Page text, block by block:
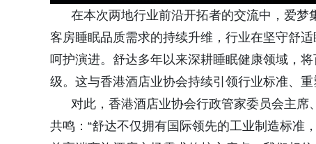
在本次两地行业前沿开拓者的交流中，爱梦
客房睡眠品质需求的持续升维，行业在坚守舒
呵护演进。舒达多年以来深耕睡眠健康领域，
级。这与香港酒店业协会持续引领行业标准、
对此，香港酒店业协会行政管家委员会主席
共鸣：“舒达不仅拥有国际领先的工业制造标准